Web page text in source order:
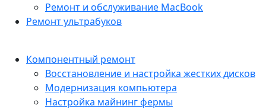
Ремонт и обслуживание MacBook
Ремонт ультрабуков
Компонентный ремонт
Восстановление и настройка жестких дисков
Модернизация компьютера
Настройка майнинг фермы